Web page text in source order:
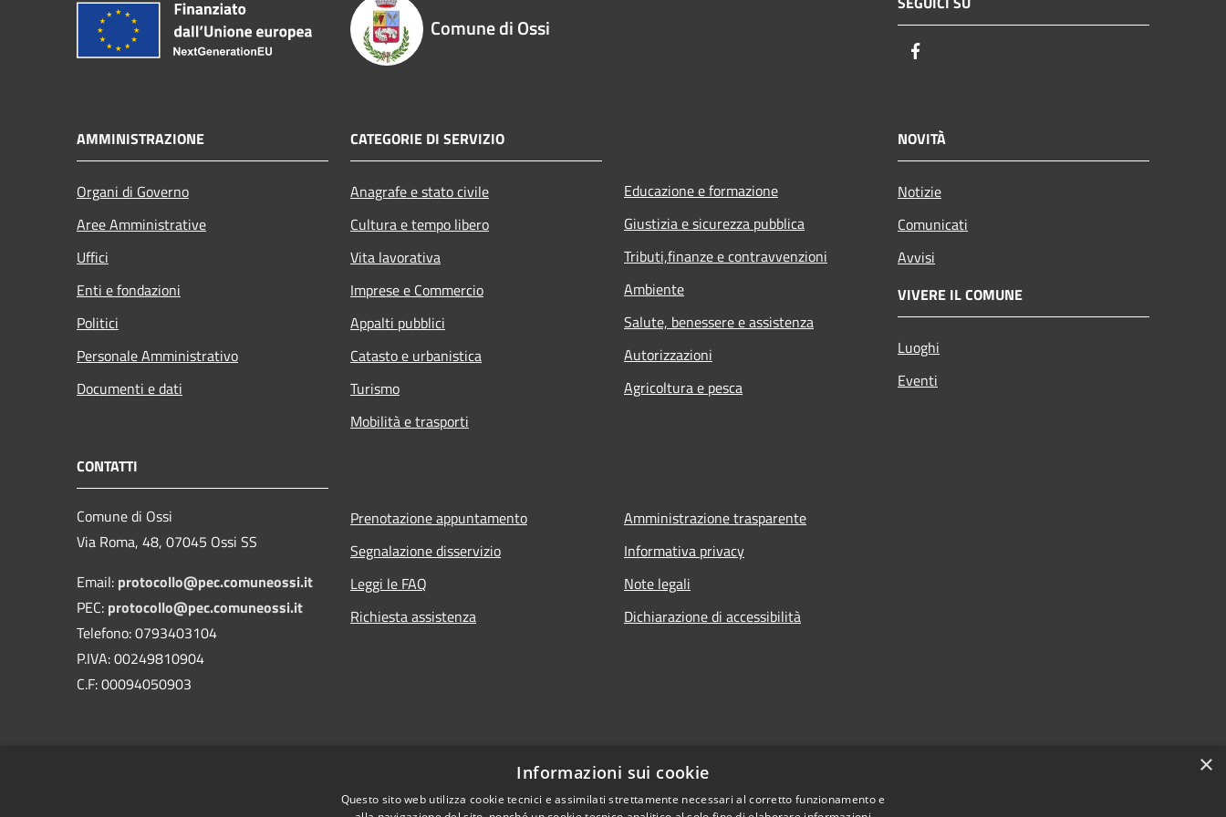
Comune di Ossi
AMMINISTRAZIONE
Organi di Governo
Aree Amministrative
Uffici
Enti e fondazioni
Politici
Personale Amministrativo
Documenti e dati
CATEGORIE DI SERVIZIO
Anagrafe e stato civile
Cultura e tempo libero
Vita lavorativa
Imprese e Commercio
Appalti pubblici
Catasto e urbanistica
Turismo
Mobilità e trasporti
Educazione e formazione
Giustizia e sicurezza pubblica
Tributi,finanze e contravvenzioni
Ambiente
Salute, benessere e assistenza
Autorizzazioni
Agricoltura e pesca
NOVITÀ
Notizie
Comunicati
Avvisi
VIVERE IL COMUNE
Luoghi
Eventi
CONTATTI
Comune di Ossi
Via Roma, 48, 07045 Ossi SS
Email: protocollo@pec.comuneossi.it
PEC: protocollo@pec.comuneossi.it
Telefono: 0793403104
P.IVA: 00249810904
C.F: 00094050903
Prenotazione appuntamento
Segnalazione disservizio
Leggi le FAQ
Richiesta assistenza
Amministrazione trasparente
Informativa privacy
Note legali
Dichiarazione di accessibilità
×
Informazioni sui cookie
Questo sito web utilizza cookie tecnici e assimilati strettamente necessari al corretto funzionamento e